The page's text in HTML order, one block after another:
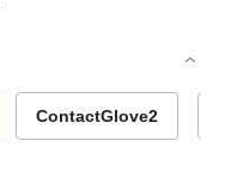
ContactGlove2